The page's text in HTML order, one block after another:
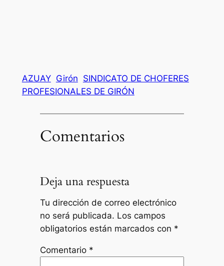
AZUAY Girón SINDICATO DE CHOFERES
PROFESIONALES DE GIRÓN
Comentarios
Deja una respuesta
Tu dirección de correo electrónico
no será publicada. Los campos
obligatorios están marcados con *
Comentario *